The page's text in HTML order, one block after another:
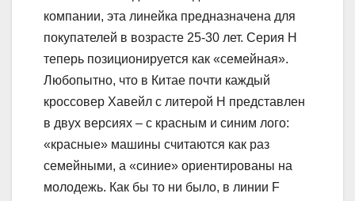
компании, эта линейка предназначена для
покупателей в возрасте 25-30 лет. Серия H
теперь позиционируется как «семейная».
Любопытно, что в Китае почти каждый
кроссовер Хавейл с литерой H представлен
в двух версиях – с красным и синим лого:
«красные» машины считаются как раз
семейными, а «синие» ориентированы на
молодежь. Как бы то ни было, в линии F